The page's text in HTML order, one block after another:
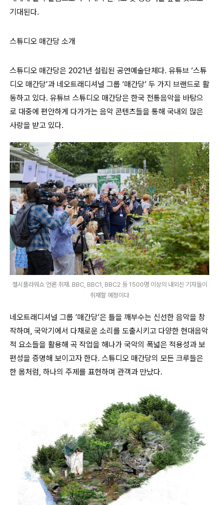
기대된다.
스튜디오 매간당 소개
스튜디오 매간당은 2021년 설립된 공연예술단체다. 유튜브 ‘스튜
디오 매간당’과 네오트래디셔널 그룹 ‘매간당’ 두 가지 브랜드로 활
동하고 있다. 유튜브 스튜디오 매간당은 한국 전통음악을 바탕으
로 대중에 편안하게 다가가는 음악 콘텐츠들을 통해 국내외 많은
사랑을 받고 있다.
첼시플라워쇼 언론 취재. BBC, BBC1, BBC2 등 1500명 이상의 내외신 기자들이
취재할 예정이다
네오트래디셔널 그룹 ‘매간당’은 틀을 깨부수는 신선한 음악을 창
작하며, 국악기에서 다채로운 소리를 도출시키고 다양한 현대음악
적 요소들을 활용해 곡 작업을 해나가 국악의 폭넓은 적용성과 보
편성을 증명해 보이고자 한다. 스튜디오 매간당의 모든 크루들은
한 몸처럼, 하나의 주제를 표현하며 관객과 만났다.